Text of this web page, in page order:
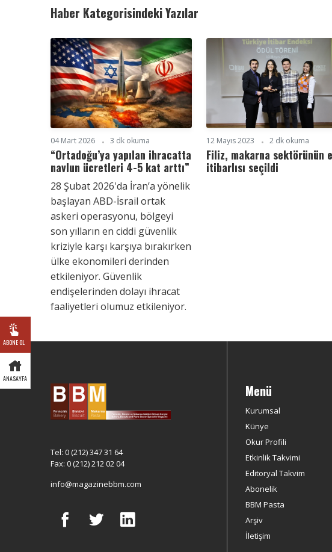
ABONE OL
ANASAYFA
Haber Kategorisindeki Yazılar
04 Mart 2026 3 dk okuma
“Ortadoğu’ya yapılan ihracatta
navlun ücretleri 4-5 kat arttı”
28 Şubat 2026'da İran’a yönelik
başlayan ABD-İsrail ortak
askeri operasyonu, bölgeyi
son yılların en ciddi güvenlik
kriziyle karşı karşıya bırakırken
ülke ekonomileri derinden
etkileniyor. Güvenlik
endişelerinden dolayı ihracat
faaliyetleri olumuz etkileniyor.
12 Mayıs 2023 2 dk okuma
Filiz, makarna sektörünün
itibarlısı seçildi
Tel: 0 (212) 347 31 64
Fax: 0 (212) 212 02 04
info@magazinebbm.com
Menü
Kurumsal
Künye
Okur Profili
Etkinlik Takvimi
Editoryal Takvim
Abonelik
BBM Pasta
Arşiv
İletişim